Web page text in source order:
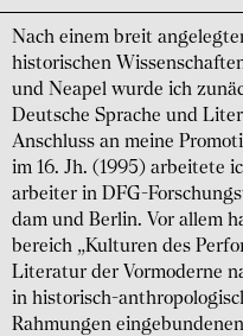
Nach einem breit
histo­rischen
und Neapel wurde ich
Deutsche Sprache und
Anschluss an meine
im 16. Jh. (1995) arbei­tete
arbeiter in DFG-
dam und Berlin. Vor allem
bereich „Kulturen des
Literatur der Vor­moderne
in histo­risch-
Rahmungen